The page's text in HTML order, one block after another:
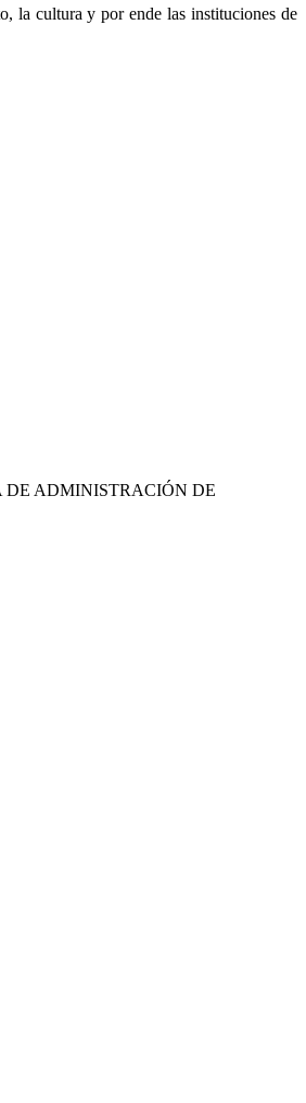
la cultura y por ende las instituciones de
ADMINISTRACIÓN DE